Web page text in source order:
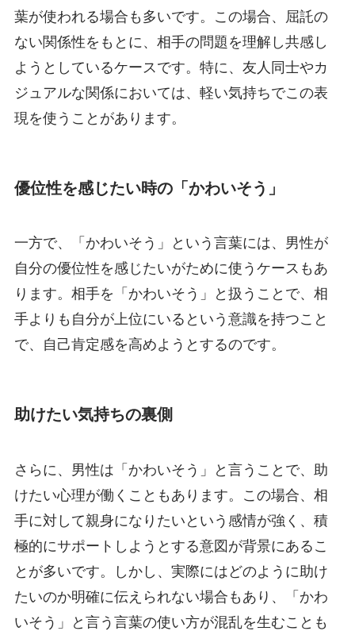
葉が使われる場合も多いです。この場合、屈託の
ない関係性をもとに、相手の問題を理解し共感し
ようとしているケースです。特に、友人同士やカ
ジュアルな関係においては、軽い気持ちでこの表
現を使うことがあります。
優位性を感じたい時の「かわいそう」
一方で、「かわいそう」という言葉には、男性が
自分の優位性を感じたいがために使うケースもあ
ります。相手を「かわいそう」と扱うことで、相
手よりも自分が上位にいるという意識を持つこと
で、自己肯定感を高めようとするのです。
助けたい気持ちの裏側
さらに、男性は「かわいそう」と言うことで、助
けたい心理が働くこともあります。この場合、相
手に対して親身になりたいという感情が強く、積
極的にサポートしようとする意図が背景にあるこ
とが多いです。しかし、実際にはどのように助け
たいのか明確に伝えられない場合もあり、「かわ
いそう」と言う言葉の使い方が混乱を生むことも